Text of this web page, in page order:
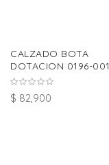
CALZADO BOTA
DOTACION 0196-001
$ 82,900